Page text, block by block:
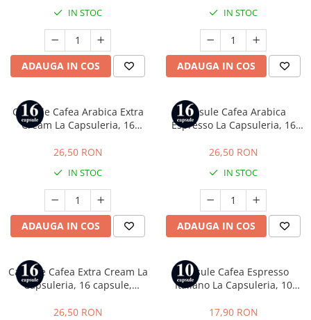
IN STOC
ADAUGA IN COS
IN STOC
ADAUGA IN COS
Capsule Cafea Arabica Extra
Cream La Capsuleria, 16
Lavazza a Modo Mio
26,50 RON
IN STOC
ADAUGA IN COS
Capsule Cafea Arabica
Espresso La Capsuleria, 16
Gusto
26,50 RON
IN STOC
ADAUGA IN COS
Capsule Cafea Extra Cream La
Capsuleria, 16 capsule,
26,50 RON
Capsule Cafea Espresso
Italiano La Capsuleria, 10
Nespresso
17,90 RON